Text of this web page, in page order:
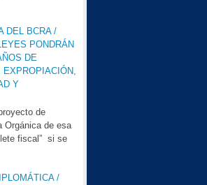
DEL BCRA /
PONDRÁN
DE
Y
de
Orgánica de esa
fiscal” si se
/